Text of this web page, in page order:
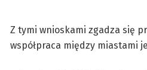
Z tymi wnioskami zgadza się
współpraca między miastami